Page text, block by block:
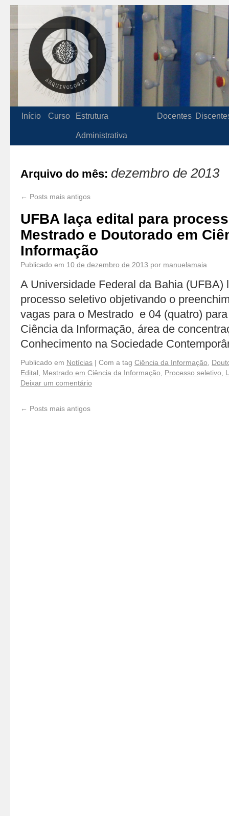
Início Curso Estrutura
Administrativa
Docentes
Arquivo do mês: dezembro de 2013
← Posts mais antigos
UFBA laça edital para
Mestrado e Doutorado em
Informação
Publicado em 10 de dezembro de 2013 por manuelamaia
A Universidade Federal da Bahia (UFBA)
processo seletivo objetivando o
vagas para o Mestrado e 04 (quatro)
Ciência da Informação, área de
Conhecimento na Sociedade
Publicado em Notícias | Com a tag Ciência da Informação
Edital
Mestrado em Ciência da Informação Processo seletivo
Deixar um comentário
← Posts mais antigos